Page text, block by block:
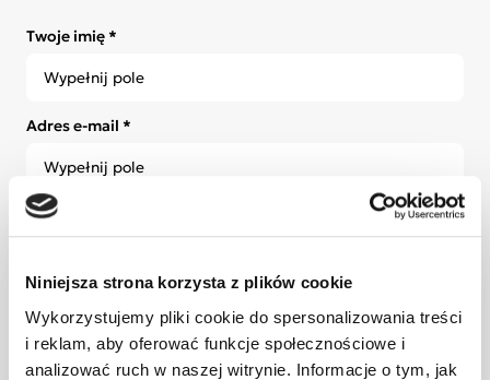
Niniejsza strona korzysta z plików cookie
Wykorzystujemy pliki cookie do spersonalizowania treści
i reklam, aby oferować funkcje społecznościowe i
analizować ruch w naszej witrynie. Informacje o tym, jak
Twoje imię *
Adres e-mail *
Administratorem Twoich danych osobowych podanych w
siedzibą przy ul. Tatrzańskiej 105, 93-279 Łódź, wpisana do
Krajowego Rejestru Sądowego pod numerem KRS
0000127075. Możesz się z nami skontaktować mailowo:
fundacja@jim.org lub telefonicznie: +48 789 288 996